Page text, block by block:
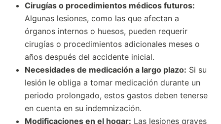
Cirugías o procedimientos médicos futuros:
Algunas lesiones, como las que afectan a
órganos internos o huesos, pueden requerir
cirugías o procedimientos adicionales meses o
años después del accidente inicial.
Necesidades de medicación a largo plazo: Si su
lesión le obliga a tomar medicación durante un
periodo prolongado, estos gastos deben tenerse
en cuenta en su indemnización.
Modificaciones en el hogar: Las lesiones graves